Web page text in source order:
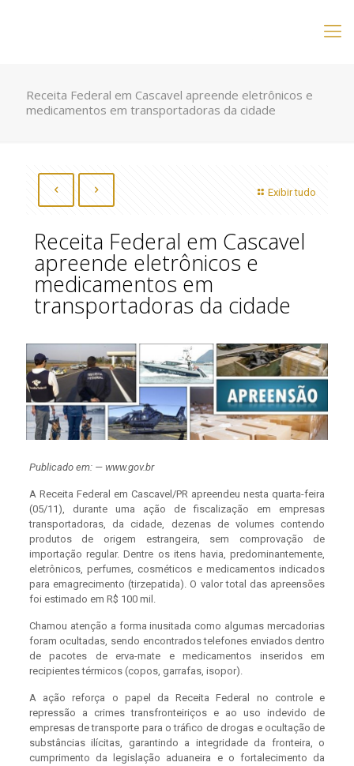
Receita Federal em Cascavel apreende eletrônicos e
medicamentos em transportadoras da cidade
Exibir tudo
Receita Federal em Cascavel
apreende eletrônicos e
medicamentos em
transportadoras da cidade
Publicado em: — www.gov.br
A Receita Federal em Cascavel/PR apreendeu nesta quarta-feira
(05/11), durante uma ação de fiscalização em empresas
transportadoras, da cidade, dezenas de volumes contendo
produtos de origem estrangeira, sem comprovação de
importação regular. Dentre os itens havia, predominantemente,
eletrônicos, perfumes, cosméticos e medicamentos indicados
para emagrecimento (tirzepatida). O valor total das apreensões
foi estimado em R$ 100 mil.
Chamou atenção a forma inusitada como algumas mercadorias
foram ocultadas, sendo encontrados telefones enviados dentro
de pacotes de erva-mate e medicamentos inseridos em
recipientes térmicos (copos, garrafas, isopor).
A ação reforça o papel da Receita Federal no controle e
repressão a crimes transfronteiriços e ao uso indevido de
empresas de transporte para o tráfico de drogas e ocultação de
substâncias ilícitas, garantindo a integridade da fronteira, o
cumprimento da legislação aduaneira e o fortalecimento da